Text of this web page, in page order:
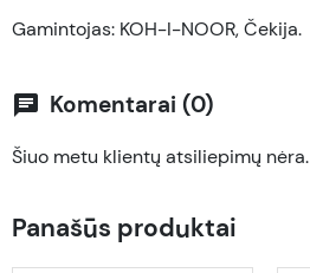
Gamintojas: KOH-I-NOOR, Čekija.
chat Komentarai (0)
Šiuo metu klientų atsiliepimų nėra.
Panašūs produktai